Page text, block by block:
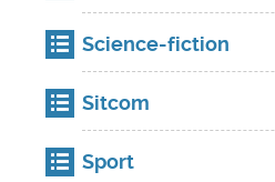
Science-fiction
Sitcom
Sport